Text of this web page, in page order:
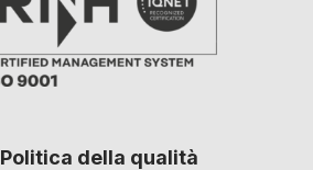
Politica della qualità